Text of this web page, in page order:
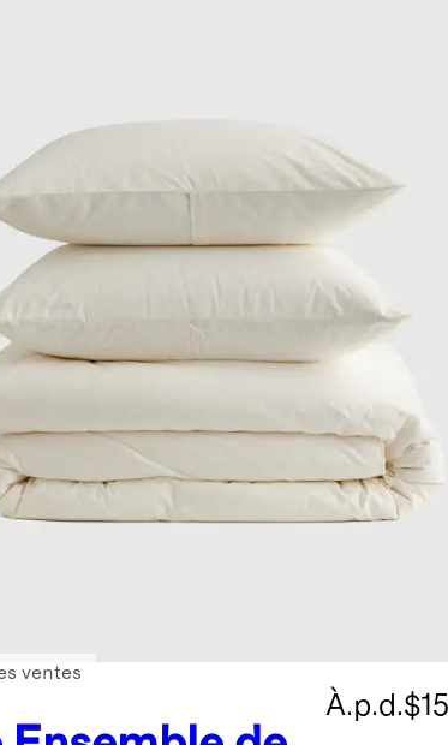
À.p.d.
ventes